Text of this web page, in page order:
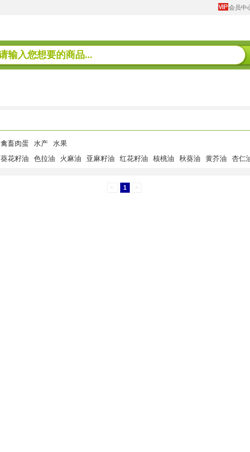
会员中
禽畜肉蛋 水产
水果
葵花籽油 色拉油 火麻油 亚麻籽油 红花籽油 核桃油 秋葵油 黄芥油 杏仁
< 1 >